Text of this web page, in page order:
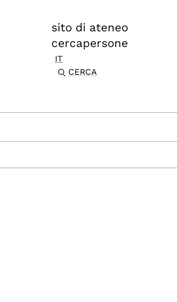
sito di ateneo
cercapersone
IT
CERCA